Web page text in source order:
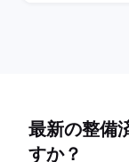
最新の整備
すか？